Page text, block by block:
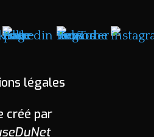
légales
créé par